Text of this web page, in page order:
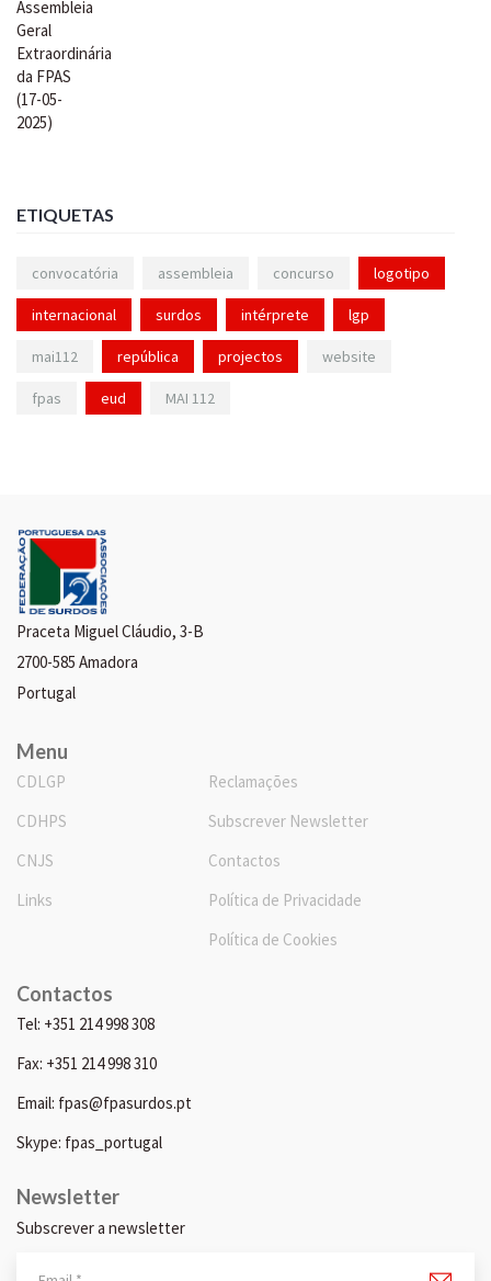
ETIQUETAS
convocatória assembleia concurso logotipo
internacional surdos intérprete lgp
mai112 república projectos website
fpas eud MAI 112
Praceta Miguel Cláudio, 3-B
2700-585 Amadora
Portugal
Menu
CDLGP
CDHPS
CNJS
Links
Reclamações
Subscrever Newsletter
Contactos
Política de Privacidade
Política de Cookies
Contactos
Tel: +351 214 998 308
Fax: +351 214 998 310
Email: fpas@fpasurdos.pt
Skype: fpas_portugal
Newsletter
Subscrever a newsletter